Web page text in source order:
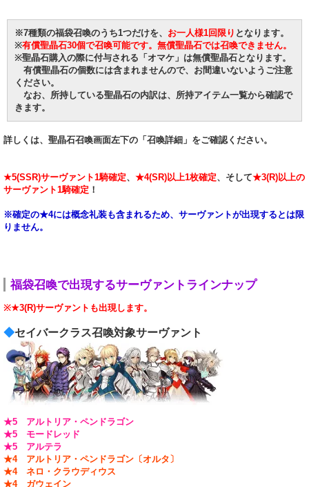
※7種類の福袋召喚のうち1つだけを、 お一人様1回限り となります。
※有償聖晶石30個で召喚可能です。無償聖晶石では召喚できません。
※聖晶石購入の際に付与される「オマケ」は無償聖晶石となります。
有償聖晶石の個数には含まれませんので、お間違いないようご注意
ください。
なお、所持している聖晶石の内訳は、所持アイテム一覧から確認で
きます。
詳しくは、聖晶石召喚画面左下の「召喚詳細」をご確認ください。
★5(SSR)サーヴァント1騎確定、 ★4(SR)以上1枚確定、そして★3(R)以上の
サーヴァント1騎確定 ！
※確定の★4には概念礼装も含まれるため、サーヴァントが出現するとは限
りません。
福袋召喚で出現するサーヴァントラインナップ
※★3(R)サーヴァントも出現します。
◆セイバークラス召喚対象サーヴァント
★5 アルトリア・ペンドラゴン
★5 モードレッド
★5 アルテラ
★4 アルトリア・ペンドラゴン〔オルタ〕
★4 ネロ・クラウディウス
★4 ガウェイン